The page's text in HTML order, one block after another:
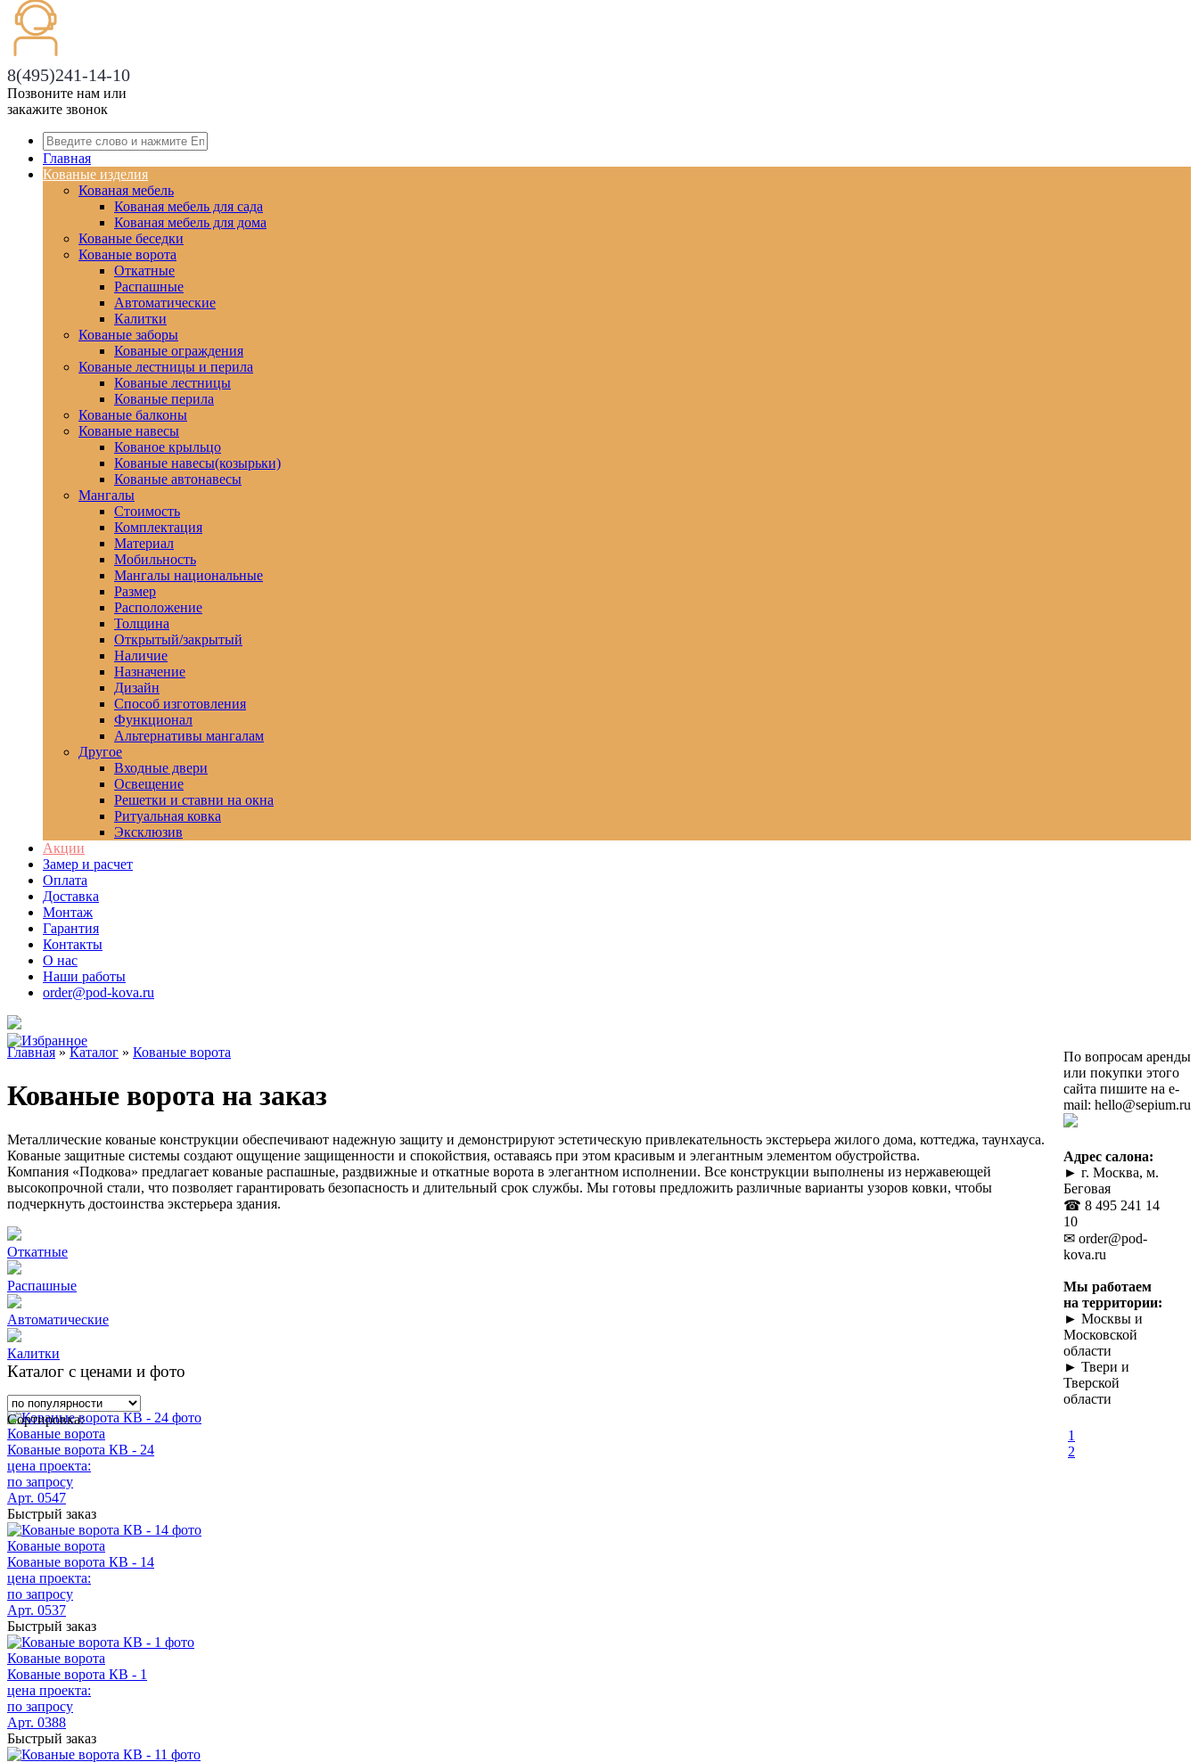
8(495)241-14-10
Позвоните нам или
закажите звонок
Главная
Кованые изделия
Кованая мебель
Кованая мебель для сада
Кованая мебель для дома
Кованые беседки
Кованые ворота
Откатные
Распашные
Автоматические
Калитки
Кованые заборы
Кованые ограждения
Кованые лестницы и перила
Кованые лестницы
Кованые перила
Кованые балконы
Кованые навесы
Кованое крыльцо
Кованые навесы(козырьки)
Кованые автонавесы
Мангалы
Стоимость
Комплектация
Материал
Мобильность
Мангалы национальные
Размер
Расположение
Толщина
Открытый/закрытый
Наличие
Назначение
Дизайн
Способ изготовления
Функционал
Альтернативы мангалам
Другое
Входные двери
Освещение
Решетки и ставни на окна
Ритуальная ковка
Эксклюзив
Акции
Замер и расчет
Оплата
Доставка
Монтаж
Гарантия
Контакты
О нас
Наши работы
order@pod-kova.ru
Главная»Каталог » Кованые ворота
Кованые ворота на заказ
Металлические кованые конструкции обеспечивают надежную защиту и демонстрируют эстетическую привлекательность экстерьера жилого дома, коттеджа, таунхауса.
Кованые защитные системы создают ощущение защищенности и спокойствия, оставаясь при этом красивым и элегантным элементом обустройства.
Компания «Подкова» предлагает кованые распашные, раздвижные и откатные ворота в элегантном исполнении. Все конструкции выполнены из нержавеющей
высокопрочной стали, что позволяет гарантировать безопасность и длительный срок службы. Мы готовы предложить различные варианты узоров ковки, чтобы
подчеркнуть достоинства экстерьера здания.
Откатные
Распашные
Автоматические
Калитки
Каталог с ценами и фото
Сортировка:
Кованые ворота
Кованые ворота КВ - 24
цена проекта:
по запросу
Арт. 0547
Быстрый заказ
Кованые ворота
Кованые ворота КВ - 14
цена проекта:
по запросу
Арт. 0537
Быстрый заказ
Кованые ворота
Кованые ворота КВ - 1
цена проекта:
по запросу
Арт. 0388
Быстрый заказ
1
2
По вопросам аренды
или покупки этого
сайта пишите на e-
mail: hello@sepium.ru
Адрес салона:
► г. Москва, м.
Беговая
☎ 8 495 241 14
10
✉ order@pod-
kova.ru
Мы работаем
на территории:
► Москвы и
Московской
области
► Твери и
Тверской
области